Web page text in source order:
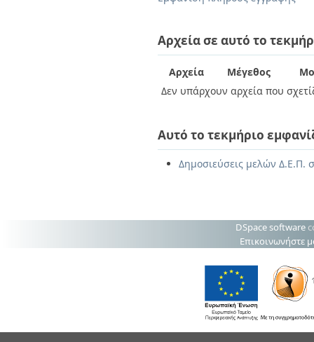
Αρχεία σε αυτό το
Αρχεία Μέγεθος
Δεν υπάρχουν αρχεία που
Αυτό το τεκμήριο
Δημοσιεύσεις μελών Δ.Ε.Π.
DSpace software
Επικοινωνήστε